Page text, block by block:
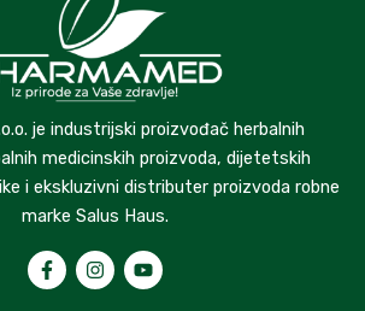
je industrijski proizvođač herbalnih
medicinskih proizvoda, dijetetskih
i ekskluzivni distributer proizvoda robne
marke Salus Haus.